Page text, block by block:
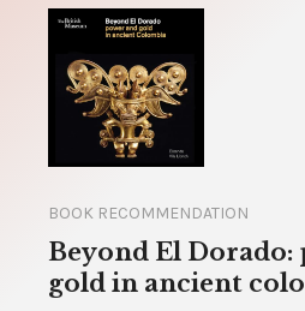
BOOK RECOMMENDATION
Beyond El Dorado:
gold in ancient